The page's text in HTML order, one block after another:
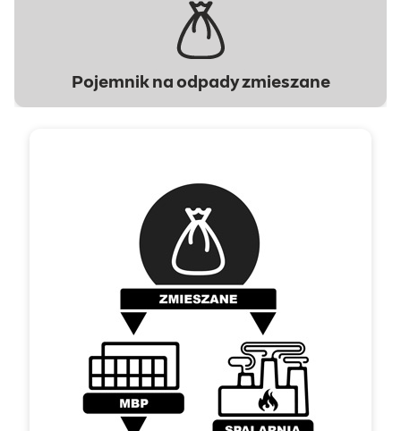
Pojemnik na odpady zmieszane